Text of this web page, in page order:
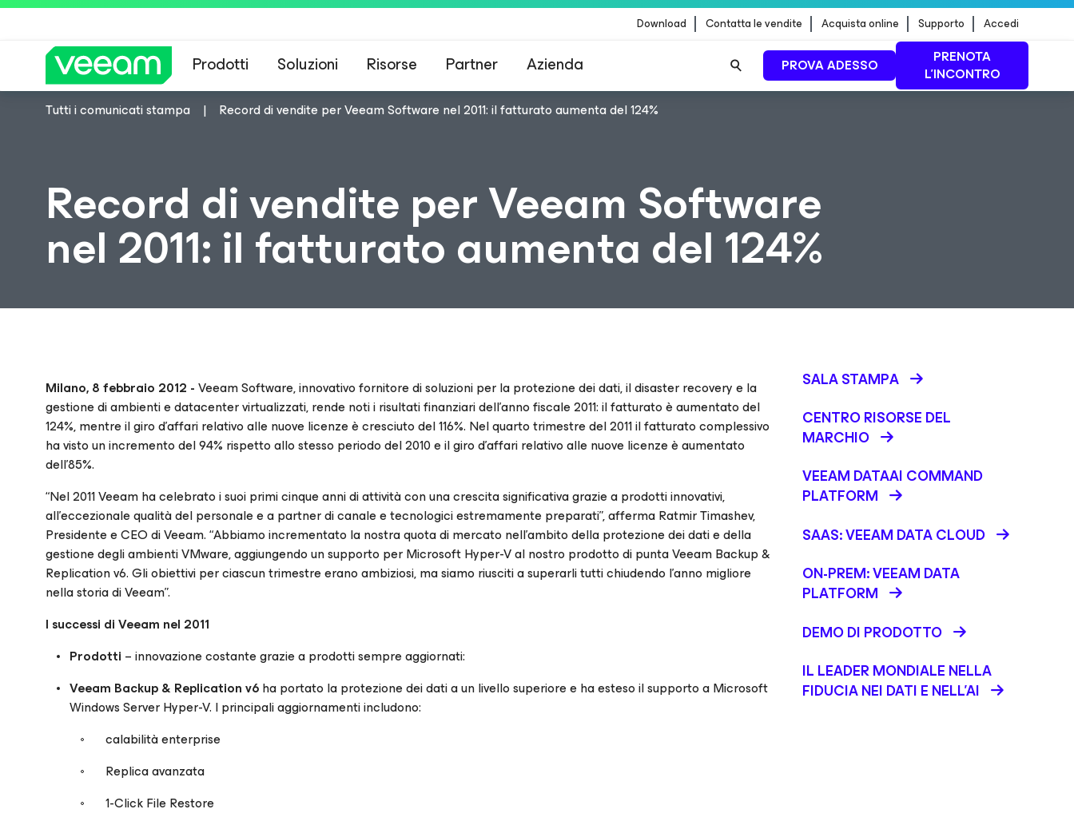
Download Contatta le vendite Acquista online Supporto Accedi
Prodotti Soluzioni Risorse Partner Azienda PROVA ADESSO
PRENOTA
L'INCONTRO
Tutti i comunicati stampa Record di vendite per Veeam Software nel 2011: il fatturato aumenta del 124%
Record di vendite per Veeam Software
nel 2011: il fatturato aumenta del 124%
Milano, 8 febbraio 2012 -Veeam Software, innovativo fornitore di soluzioni per la protezione dei dati, il disaster recovery e la
gestione di ambienti e datacenter virtualizzati, rende noti i risultati finanziari dell’anno fiscale 2011: il fatturato è aumentato del
124%, mentre il giro d’affari relativo alle nuove licenze è cresciuto del 116%. Nel quarto trimestre del 2011 il fatturato complessivo
ha visto un incremento del 94% rispetto allo stesso periodo del 2010 e il giro d’affari relativo alle nuove licenze è aumentato
dell’85%.
“Nel 2011 Veeam ha celebrato i suoi primi cinque anni di attività con una crescita significativa grazie a prodotti innovativi,
all’eccezionale qualità del personale e a partner di canale e tecnologici estremamente preparati”, afferma Ratmir Timashev,
Presidente e CEO di Veeam. “Abbiamo incrementato la nostra quota di mercato nell’ambito della protezione dei dati e della
gestione degli ambienti VMware, aggiungendo un supporto per Microsoft Hyper-V al nostro prodotto di punta Veeam Backup &
Replication v6. Gli obiettivi per ciascun trimestre erano ambiziosi, ma siamo riusciti a superarli tutti chiudendo l’anno migliore
nella storia di Veeam”.
I successi di Veeam nel 2011
Prodotti – innovazione costante grazie a prodotti sempre aggiornati:
Veeam Backup & Replication v6ha portato la protezione dei dati a un livello superiore e ha esteso il supporto a Microsoft
Windows Server Hyper-V. I principali aggiornamenti includono:
calabilità enterprise
Replica avanzata
1-Click File Restore
SALA STAMPA
CENTRO RISORSE DEL
MARCHIO
VEEAM DATAAI COMMAND
PLATFORM
SAAS: VEEAM DATA CLOUD
ON-PREM: VEEAM DATA
PLATFORM
DEMO DI PRODOTTO
IL LEADER MONDIALE NELLA
FIDUCIA NEI DATI E NELL’AI